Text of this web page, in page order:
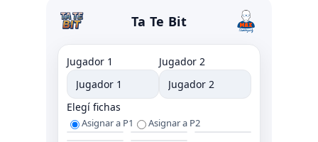
Ta Te Bit
Jugador 1 Jugador 2
Elegí fichas
Asignar a P1 Asignar a P2